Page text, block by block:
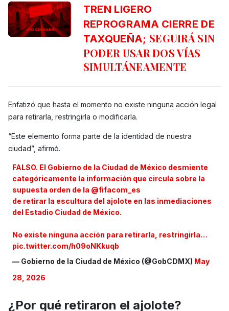
TREN LIGERO
REPROGRAMA CIERRE DE
TAXQUEÑA; SEGUIRÁ SIN
PODER USAR DOS VÍAS
SIMULTÁNEAMENTE
Enfatizó que hasta el momento no existe ninguna acción legal
para retirarla, restringirla o modificarla.
“Este elemento forma parte de la identidad de nuestra
ciudad”, afirmó.
FALSO. El Gobierno de la Ciudad de México desmiente
categóricamente la información que circula sobre la
supuesta orden de la @fifacom_es
de retirar la escultura del ajolote en las inmediaciones
del Estadio Ciudad de México.
No existe ninguna acción para retirarla, restringirla…
pic.twitter.com/h09oNKkuqb
— Gobierno de la Ciudad de México (@GobCDMX) May
28, 2026
¿Por qué retiraron el ajolote?